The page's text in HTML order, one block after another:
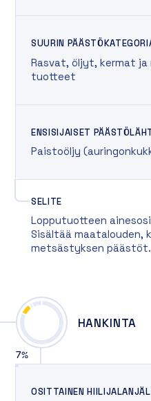
SUURIN
Rasvat, öljyt, kermat
tuotteet
ENSISIJAISET
Paistoöljy
SELITE
Lopputuotteen
Sisältää maatalouden,
metsästyksen päästöt.
7%
HANKINTA
OSITTAINEN